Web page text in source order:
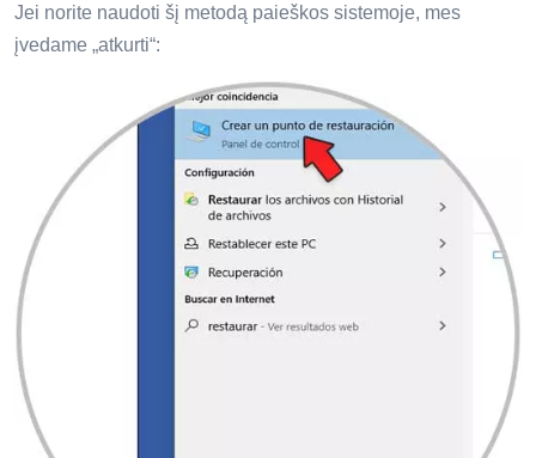
Jei norite naudoti šį metodą paieškos sistemoje, mes
įvedame „atkurti“: